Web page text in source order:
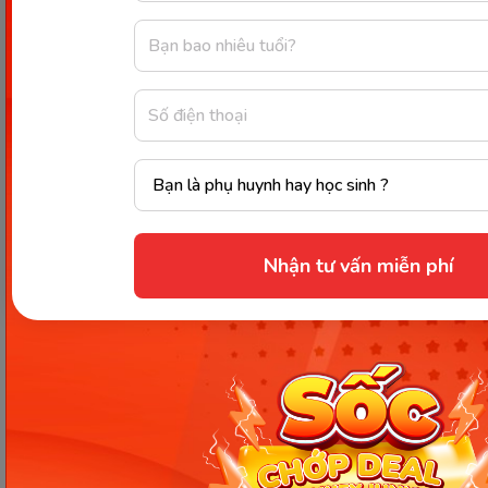
Nhận tư vấn miễn phí
[Thảo luận] Cơn thịnh nộ (ăn
vạ) của trẻ | Kỷ luật tích cực #17
Ngày 18: Vì sao bé nhanh quên
từ tiếng Anh? Cách giúp con
nhớ lâu mà không cần học
nhiều
Ngày 17: Bé nhận diện từ nhanh
qua hình ảnh – Chìa khóa giúp
con hiểu ngay không cần dịch
Ngày 16: Tăng tốc độ phản xạ và
ghi nhớ tiếng Anh – Giúp bé
hiểu và nói nhanh hơn